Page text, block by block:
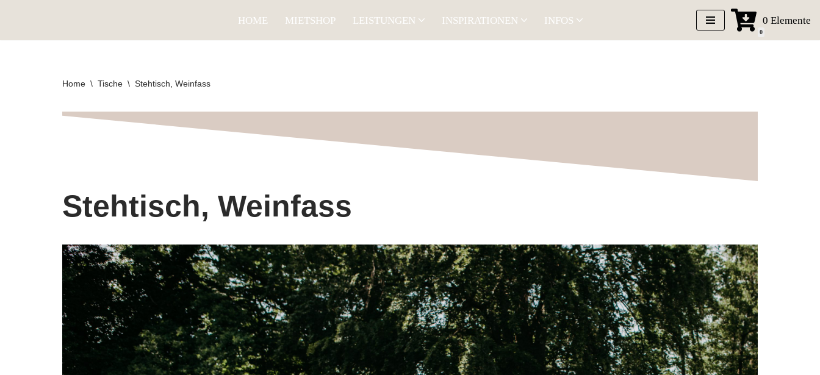
HOME MIETSHOP LEISTUNGEN INSPIRATIONEN INFOS
0
0 Elemente
Home \ Tische \ Stehtisch, Weinfass
Stehtisch, Weinfass